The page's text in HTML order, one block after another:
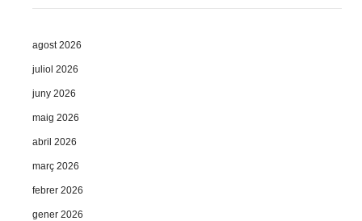
agost 2026
juliol 2026
juny 2026
maig 2026
abril 2026
març 2026
febrer 2026
gener 2026